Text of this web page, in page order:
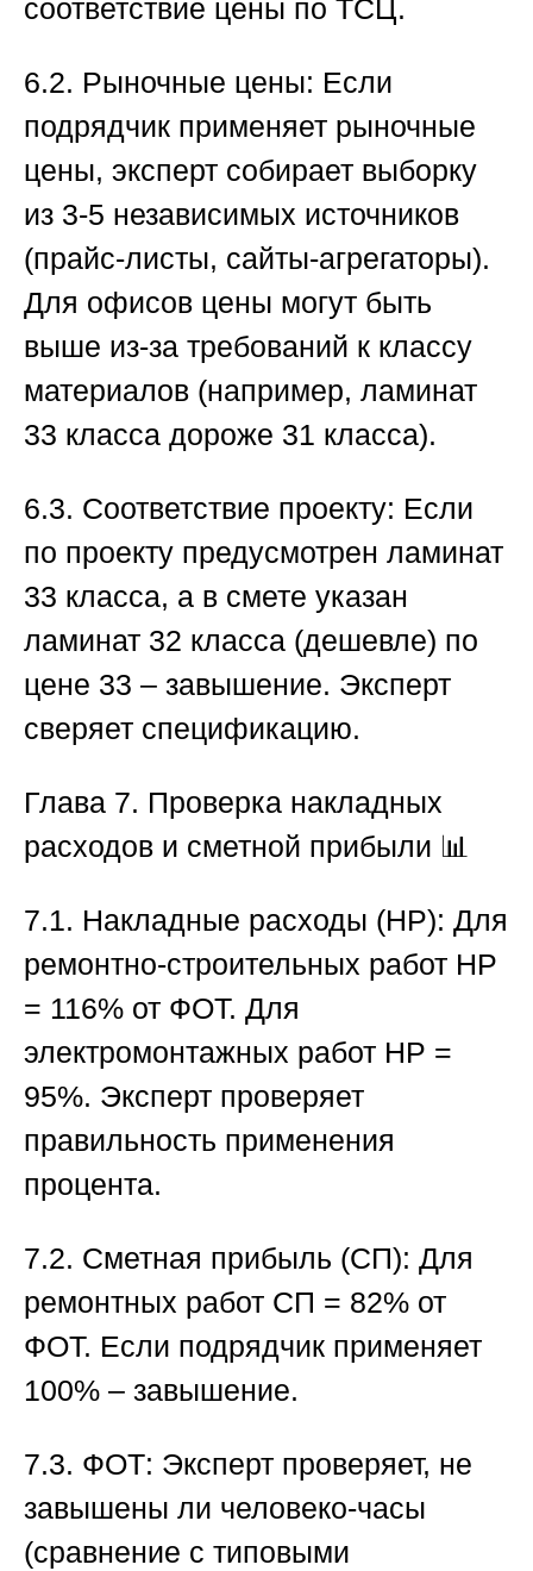
соответствие цены по ТСЦ.
6.2. Рыночные цены: Если
подрядчик применяет рыночные
цены, эксперт собирает выборку
из 3-5 независимых источников
(прайс-листы, сайты-агрегаторы).
Для офисов цены могут быть
выше из-за требований к классу
материалов (например, ламинат
33 класса дороже 31 класса).
6.3. Соответствие проекту: Если
по проекту предусмотрен ламинат
33 класса, а в смете указан
ламинат 32 класса (дешевле) по
цене 33 – завышение. Эксперт
сверяет спецификацию.
Глава 7. Проверка накладных
расходов и сметной прибыли 📊
7.1. Накладные расходы (НР): Для
ремонтно-строительных работ НР
= 116% от ФОТ. Для
электромонтажных работ НР =
95%. Эксперт проверяет
правильность применения
процента.
7.2. Сметная прибыль (СП): Для
ремонтных работ СП = 82% от
ФОТ. Если подрядчик применяет
100% – завышение.
7.3. ФОТ: Эксперт проверяет, не
завышены ли человеко-часы
(сравнение с типовыми